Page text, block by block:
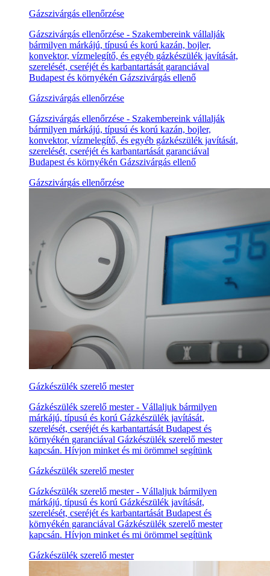
Gázszivárgás ellenőrzése
Gázszivárgás ellenőrzése - Szakembereink vállalják
bármilyen márkájú, típusú és korú kazán, bojler,
konvektor, vízmelegítő, és egyéb gázkészülék javítását,
szerelését, cseréjét és karbantartását garanciával
Budapest és környékén Gázszivárgás ellenő
Gázszivárgás ellenőrzése
Gázszivárgás ellenőrzése - Szakembereink vállalják
bármilyen márkájú, típusú és korú kazán, bojler,
konvektor, vízmelegítő, és egyéb gázkészülék javítását,
szerelését, cseréjét és karbantartását garanciával
Budapest és környékén Gázszivárgás ellenő
Gázszivárgás ellenőrzése
Gázkészülék szerelő mester
Gázkészülék szerelő mester - Vállaljuk bármilyen
márkájú, típusú és korú Gázkészülék javítását,
szerelését, cseréjét és karbantartását Budapest és
környékén garanciával Gázkészülék szerelő mester
kapcsán. Hívjon minket és mi örömmel segítünk
Gázkészülék szerelő mester
Gázkészülék szerelő mester - Vállaljuk bármilyen
márkájú, típusú és korú Gázkészülék javítását,
szerelését, cseréjét és karbantartását Budapest és
környékén garanciával Gázkészülék szerelő mester
kapcsán. Hívjon minket és mi örömmel segítünk
Gázkészülék szerelő mester